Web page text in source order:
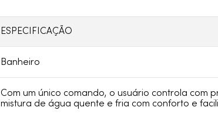
ESPECIFICAÇÃO
Banheiro
Com um único comando, o usuário controla com
mistura de água quente e fria com conforto e